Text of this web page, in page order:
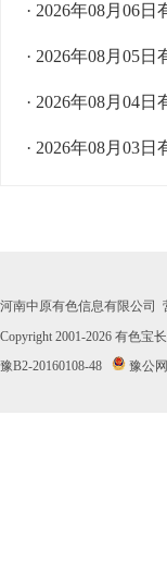
· 2026年08月06
· 2026年08月05
· 2026年08月04
· 2026年08月03
· 2026年07月28日
· 2026年07月27日
河南中原有色信息有限公司
Copyright 2001-2026 有色宝
豫B2-20160108-48
豫公